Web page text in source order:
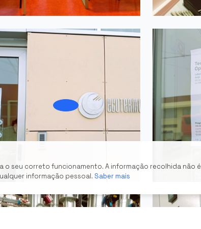
o seu correto funcionamento. A informação recolhida não é
informação pessoal. Saber mais